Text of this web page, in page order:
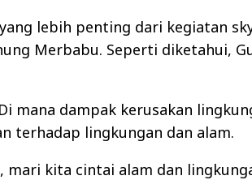
lebih penting dari kegiatan
Merbabu. Seperti diketahui,
dampak kerusakan
terhadap lingkungan dan alam.
kita cintai alam dan